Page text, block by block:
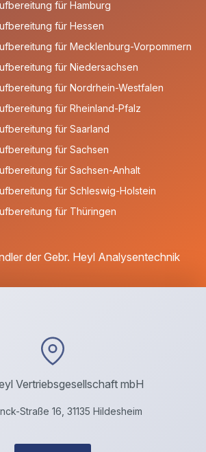
für Hamburg
für Hessen
für Mecklenburg-Vorpommern
für Niedersachsen
für Nordrhein-Westfalen
für Rheinland-Pfalz
für Saarland
für Sachsen
für Sachsen-Anhalt
für Schleswig-Holstein
für Thüringen
der Gebr. Heyl Analysentechnik
Vertriebsgesellschaft mbH
Straße 16, 31135 Hildesheim